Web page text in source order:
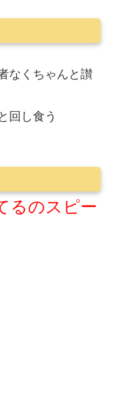
なくちゃんと讃
回し食う
るのスピー